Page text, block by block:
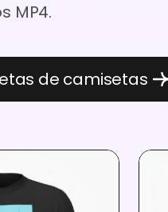
MP4.
de camisetas